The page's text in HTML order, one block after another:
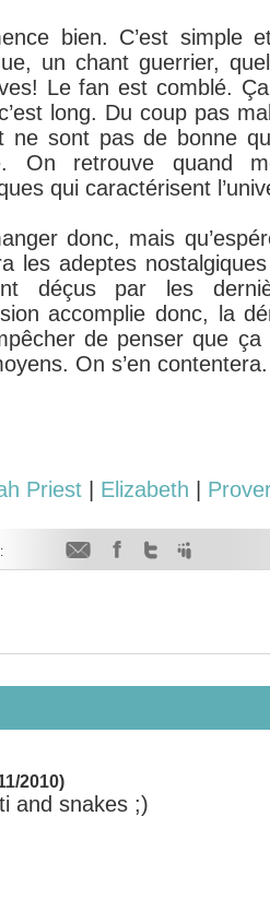
bien. C’est simple
un chant guerrier,
Le fan est comblé.
long. Du coup pas
ne sont pas de bonne
On retrouve quand
qui caractérisent
donc, mais
les adeptes
déçus par les
accomplie donc, la
de penser que
On s’en contentera.
Priest| Elizabeth
2010)
and snakes ;)